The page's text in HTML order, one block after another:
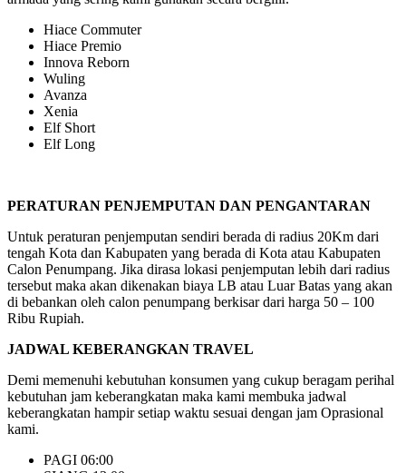
Hiace Commuter
Hiace Premio
Innova Reborn
Wuling
Avanza
Xenia
Elf Short
Elf Long
PERATURAN PENJEMPUTAN DAN PENGANTARAN
Untuk peraturan penjemputan sendiri berada di radius 20Km dari
tengah Kota dan Kabupaten yang berada di Kota atau Kabupaten
Calon Penumpang. Jika dirasa lokasi penjemputan lebih dari radius
tersebut maka akan dikenakan biaya LB atau Luar Batas yang akan
di bebankan oleh calon penumpang berkisar dari harga 50 – 100
Ribu Rupiah.
JADWAL KEBERANGKAN TRAVEL
Demi memenuhi kebutuhan konsumen yang cukup beragam perihal
kebutuhan jam keberangkatan maka kami membuka jadwal
keberangkatan hampir setiap waktu sesuai dengan jam Oprasional
kami.
PAGI 06:00